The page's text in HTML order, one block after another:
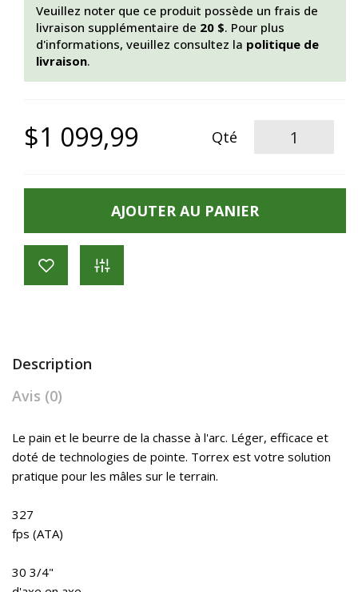
Veuillez noter que ce produit possède un frais de
livraison supplémentaire de 20 $. Pour plus
d'informations, veuillez consultez la politique de
livraison.
$1 099,99 Qté
AJOUTER AU PANIER
Description
Avis (0)
Le pain et le beurre de la chasse à l'arc. Léger, efficace et
doté de technologies de pointe. Torrex est votre solution
pratique pour les mâles sur le terrain.
327
fps (ATA)
30 3/4"